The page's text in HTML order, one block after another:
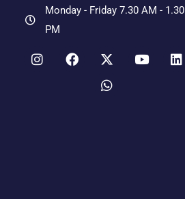
Monday - Friday 7.30 AM - 1.30
PM